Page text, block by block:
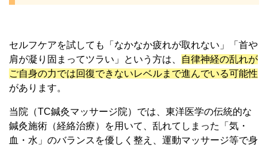
セルフケアを試しても「なかなか疲れが取れない」「首や
肩が凝り固まってツラい」という方は、
自律神経の乱れが
ご自身の力では回復できないレベルまで進んでいる可能性
があります。
当院（TC鍼灸マッサージ院）では、東洋医学の伝統的な
鍼灸施術（経絡治療）を用いて、乱れてしまった「気・
血・水」のバランスを優しく整え、運動マッサージ等で身